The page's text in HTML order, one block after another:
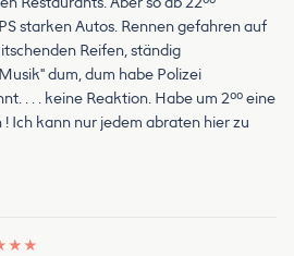
starken Autos. Rennen gefahren auf
Reifen, ständig
dum, dum habe Polizei
. . . keine Reaktion. Habe um 2⁰⁰ eine
Ich kann nur jedem abraten hier zu
★ ★